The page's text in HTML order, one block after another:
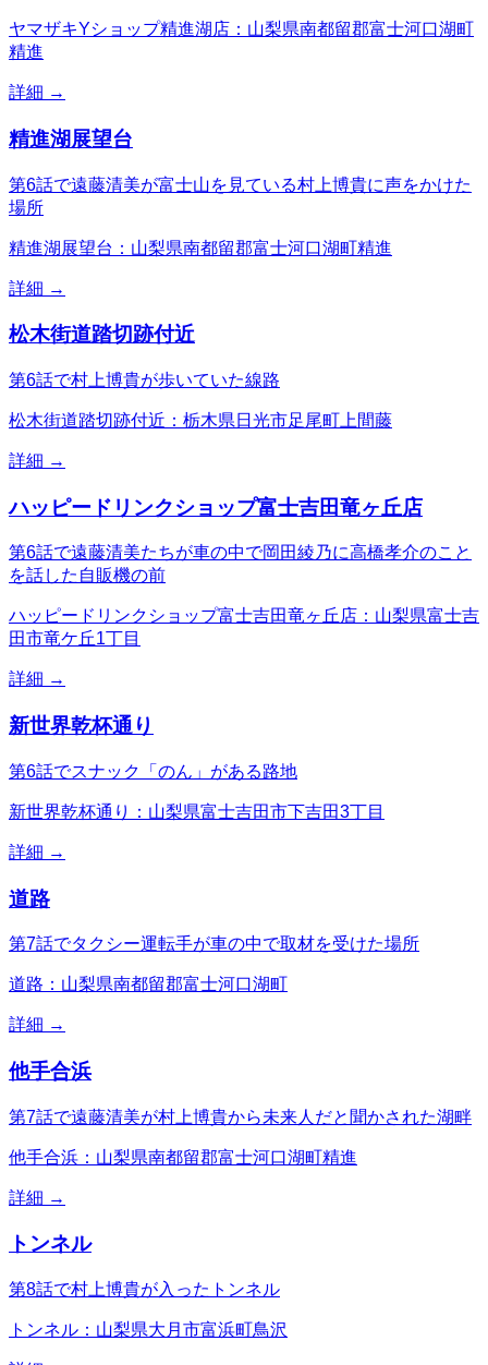
ヤマザキYショップ精進湖店：山梨県南都留郡富士河口湖町
精進
詳細 →
精進湖展望台
第6話で遠藤清美が富士山を見ている村上博貴に声をかけた
場所
精進湖展望台：山梨県南都留郡富士河口湖町精進
詳細 →
松木街道踏切跡付近
第6話で村上博貴が歩いていた線路
松木街道踏切跡付近：栃木県日光市足尾町上間藤
詳細 →
ハッピードリンクショップ富士吉田竜ヶ丘店
第6話で遠藤清美たちが車の中で岡田綾乃に高橋孝介のこと
を話した自販機の前
ハッピードリンクショップ富士吉田竜ヶ丘店：山梨県富士吉
田市竜ケ丘1丁目
詳細 →
新世界乾杯通り
第6話でスナック「のん」がある路地
新世界乾杯通り：山梨県富士吉田市下吉田3丁目
詳細 →
道路
第7話でタクシー運転手が車の中で取材を受けた場所
道路：山梨県南都留郡富士河口湖町
詳細 →
他手合浜
第7話で遠藤清美が村上博貴から未来人だと聞かされた湖畔
他手合浜：山梨県南都留郡富士河口湖町精進
詳細 →
トンネル
第8話で村上博貴が入ったトンネル
トンネル：山梨県大月市富浜町鳥沢